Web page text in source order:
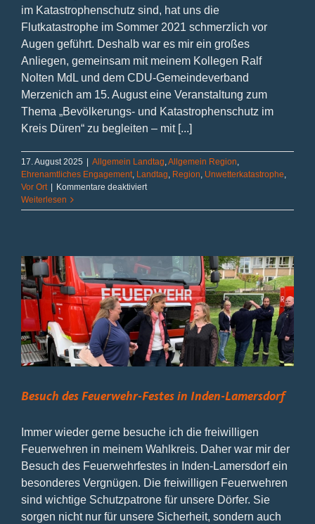
im Katastrophenschutz sind, hat uns die
Flutkatastrophe im Sommer 2021 schmerzlich vor
Augen geführt. Deshalb war es mir ein großes
Anliegen, gemeinsam mit meinem Kollegen Ralf
Nolten MdL und dem CDU-Gemeindeverband
Merzenich am 15. August eine Veranstaltung zum
Thema „Bevölkerungs- und Katastrophenschutz im
Kreis Düren“ zu begleiten – mit [...]
17. August 2025 | Allgemein Landtag Allgemein Region
Ehrenamtliches Engagement Landtag Region Unwetterkatastrophe
Vor Ort | Kommentare deaktiviertfür
für
Weiterlesen
Besuch des Feuerwehr-Festes in Inden-Lamersdorf
Immer wieder gerne besuche ich die freiwilligen
Feuerwehren in meinem Wahlkreis. Daher war mir der
Besuch des Feuerwehrfestes in Inden-Lamersdorf ein
besonderes Vergnügen. Die freiwilligen Feuerwehren
sind wichtige Schutzpatrone für unsere Dörfer. Sie
sorgen nicht nur für unsere Sicherheit, sondern auch